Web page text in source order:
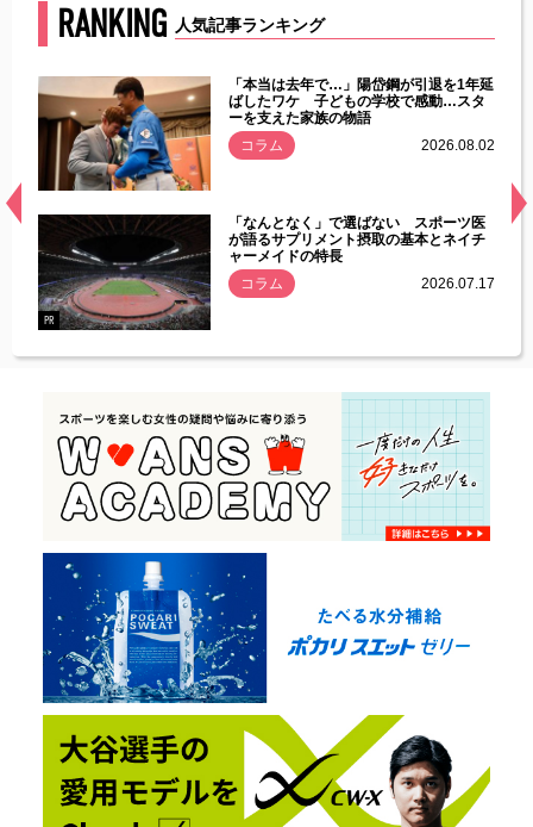
RANKING 人気記事ランキング
常
「本当は去年で…」陽岱鋼が引退を1年延
ばしたワケ 子どもの学校で感動…スタ
ーを支えた家族の物語
コラム
2026.08.02
PR
「なんとなく」で選ばない スポーツ医
が語るサプリメント摂取の基本とネイチ
ャーメイドの特長
コラム
2026.07.17